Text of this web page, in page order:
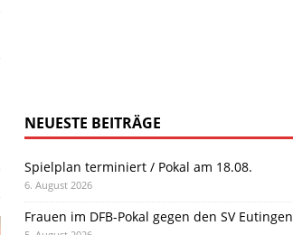
NEUESTE BEITRÄGE
Spielplan terminiert / Pokal am 18.08.
6. August 2026
Frauen im DFB-Pokal gegen den SV Eutingen